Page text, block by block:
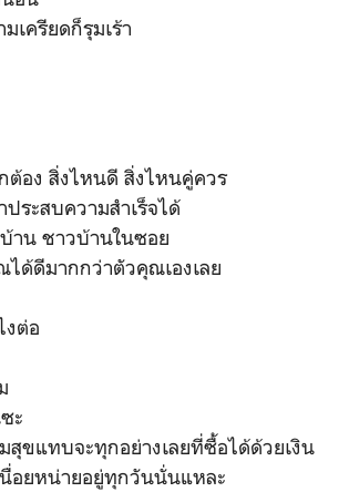
เครียดก็รุมเร้า
ต้อง สิ่งไหนดี สิ่งไหนคู่ควร
ประสบความสำเร็จได้
าน ชาวบ้านในซอย
ด้ดีมากกว่าตัวคุณเองเลย
งต่อ
ะ
ขแทบจะทุกอย่างเลยที่ซื้อได้ด้วยเงิน
อยหน่ายอยู่ทุกวันนั่นแหละ